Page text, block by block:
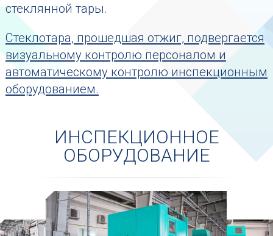
стеклянной тары.
Стеклотара, прошедшая отжиг, подвергается
визуальному контролю персоналом и
автоматическому контролю инспекционным
оборудованием.
ИНСПЕКЦИОННОЕ
ОБОРУДОВАНИЕ